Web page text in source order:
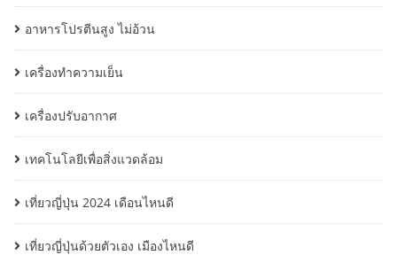
อาหารโปรตีนสูง ไม่อ้วน
เครื่องทำความเย็น
เครื่องปรับอากาศ
เทคโนโลยีเพื่อสิ่งแวดล้อม
เที่ยวญี่ปุ่น 2024 เดือนไหนดี
เที่ยวญี่ปุ่นด้วยตัวเอง เมืองไหนดี